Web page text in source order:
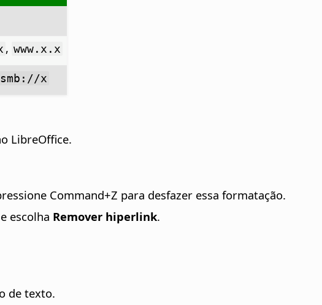
, www.x.x
smb://x
LibreOffice.
Command+Z para desfazer essa formatação.
escolha Remover hiperlink.
de texto.